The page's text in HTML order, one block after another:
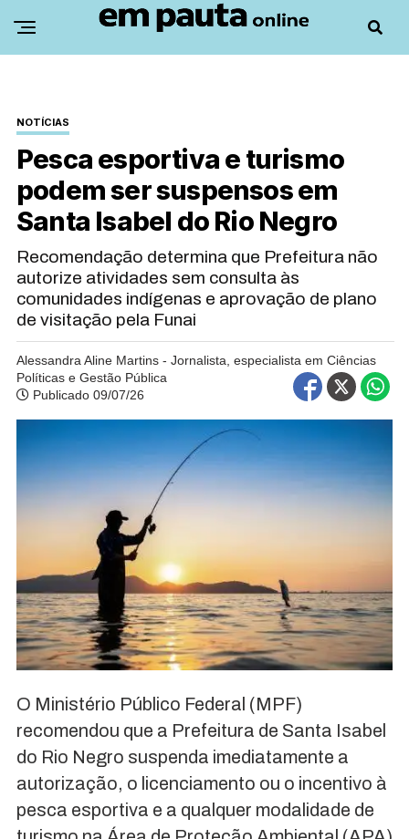
NOTÍCIAS
Pesca esportiva e turismo
podem ser suspensos em
Santa Isabel do Rio Negro
Recomendação determina que Prefeitura não
autorize atividades sem consulta às
comunidades indígenas e aprovação de plano
de visitação pela Funai
Alessandra Aline Martins - Jornalista, especialista em Ciências
Políticas e Gestão Pública
Publicado 09/07/26
O Ministério Público Federal (MPF)
recomendou que a Prefeitura de Santa Isabel
do Rio Negro suspenda imediatamente a
autorização, o licenciamento ou o incentivo à
pesca esportiva e a qualquer modalidade de